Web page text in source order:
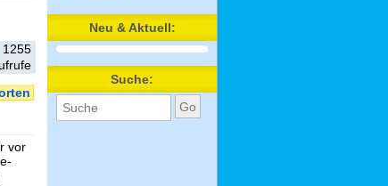
1255
vor
Neu & Aktuell:
Suche: